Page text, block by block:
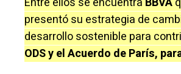
presentó su estrategia de
desarrollo sostenible para
ODS y el Acuerdo de París,